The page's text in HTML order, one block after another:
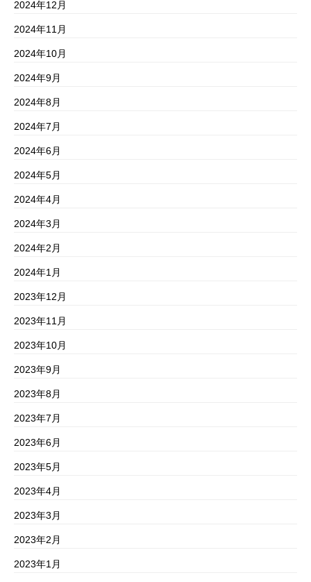
2024年12月
2024年11月
2024年10月
2024年9月
2024年8月
2024年7月
2024年6月
2024年5月
2024年4月
2024年3月
2024年2月
2024年1月
2023年12月
2023年11月
2023年10月
2023年9月
2023年8月
2023年7月
2023年6月
2023年5月
2023年4月
2023年3月
2023年2月
2023年1月